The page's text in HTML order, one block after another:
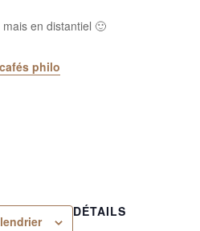
en distantiel 🙂
philo
DÉTAILS